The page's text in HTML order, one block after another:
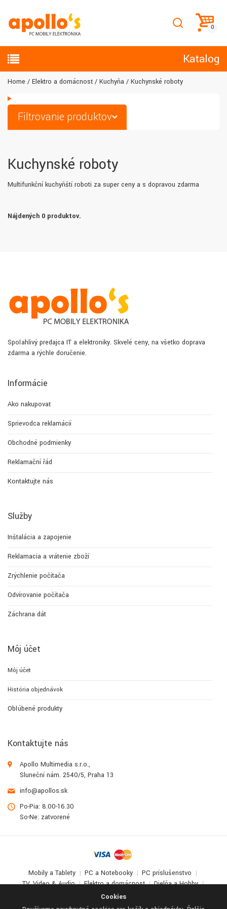
Cookies
Katalog
Home Elektro a domácnosť Kuchyňa Kuchynské roboty
Filtrovanie produktov
Kuchynské roboty
Multifunkční kuchyňští roboti za super ceny a s dopravou zdarma
Nájdených 0 produktov.
Spoľahlivý predajca IT a elektroniky. Skvelé ceny, na všetko doprava
zdarma a rýchle doručenie.
Informácie
Ako nakupovať
Sprievodca reklamácií
Obchodné podmienky
Reklamační řád
Kontaktujte nás
Služby
Inštalácia a zapojenie
Reklamacia a vrátenie zboží
Zrýchlenie počítača
Odvírovanie počítača
Záchrana dát
Môj účet
Môj účet
História objednávok
Obľúbené produkty
Kontaktujte nás
Apollo Multimedia s.r.o.,
Sluneční nám. 2540/5, Praha 13
info@apollos.sk
Po-Pia: 8.00-16.30
So-Ne: zatvorené
Mobily a Tablety PC a Notebooky
PC príslušenstvo
TV, Video & Audio
Elektro a domácnosť
Dielňa a Hobby
Deti a zábava